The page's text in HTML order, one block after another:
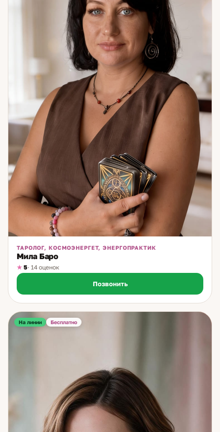
защиту и привлечь удачу. Ленорман помогает выявить
скрытые намерения недоброжелателей и получить
подсказку в трудном выборе. Через ангелотерапию я
помогаю гармонизировать ауру, улучшить финансовый
канал, привлечь свою половину и познакомиться с
Ангелом-Хранителем. Регрессивные сеансы позволяют
безопасно и ресурсно убрать блоки в отношениях и
семье, взять энергию прошлой жизни для реализации
целей. Также я работаю со снятием негатива воском,
свинцом, яйцом, свечами, провожу гармонизацию, обряды
на любовь, деньги и защиту. В практике были случаи, когда
консультация помогала клиенту выбрать лучшую работу и
быстро выйти на карьерный рост. Я могу работать через
настройку на энергию человека, а при необходимости
дополнительно смотрю ситуацию на картах и рунах.
Обращайтесь, и я мягко помогу вам найти ответ и
правильное направление.
ТАРОЛОГ, КОСМОЭНЕРГЕТ, ЭНЕРГОПРАКТИК
Мила Баро
5· 14 оценок
Позвонить
На линии Бесплатно